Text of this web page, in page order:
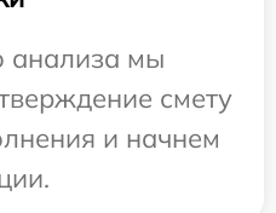
анализа мы
смету
и начнем